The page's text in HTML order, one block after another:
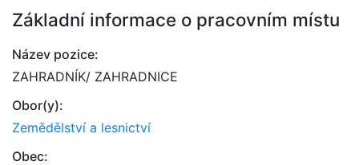
Základní informace o pracovním místu
Název pozice:
ZAHRADNÍK/ ZAHRADNICE
Obor(y):
Zemědělství a lesnictví
Obec: